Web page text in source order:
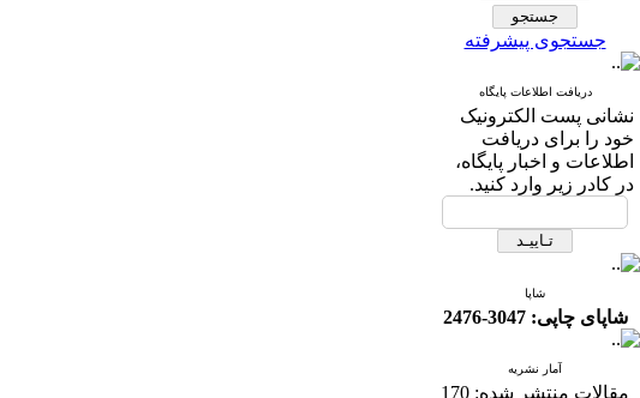
جستجوی پیشرفته
دریافت اطلاعات پایگاه
نشانی پست الکترونیک
خود را برای دریافت
اطلاعات و اخبار پایگاه،
در کادر زیر وارد کنید.
شاپا
شاپای چاپی: 3047-2476
آمار نشریه
مقالات منتشر شده: 170